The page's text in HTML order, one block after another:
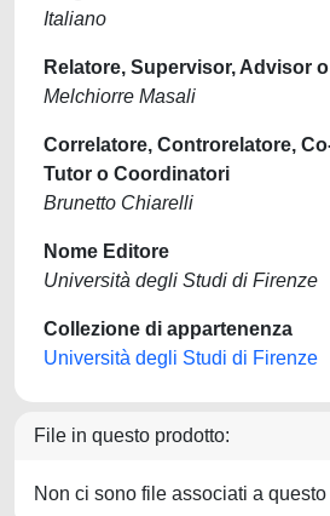
Italiano
Relatore, Supervisor, Advisor
Melchiorre Masali
Correlatore, Controrelatore,
Tutor o Coordinatori
Brunetto Chiarelli
Nome Editore
Università degli Studi di Firenze
Collezione di appartenenza
Università degli Studi di Firenze
File in questo prodotto:
Non ci sono file associati a questo